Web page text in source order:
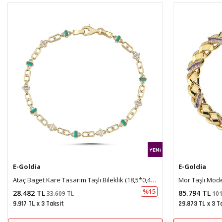
E-Goldia
Mor Taşlı Modern Gurmet Bileklik
85.794 TL101.236 TL %15
29.873 TL x 3 Taksit
E-Goldia
Eterna
34.754 TL
12.101 TL x